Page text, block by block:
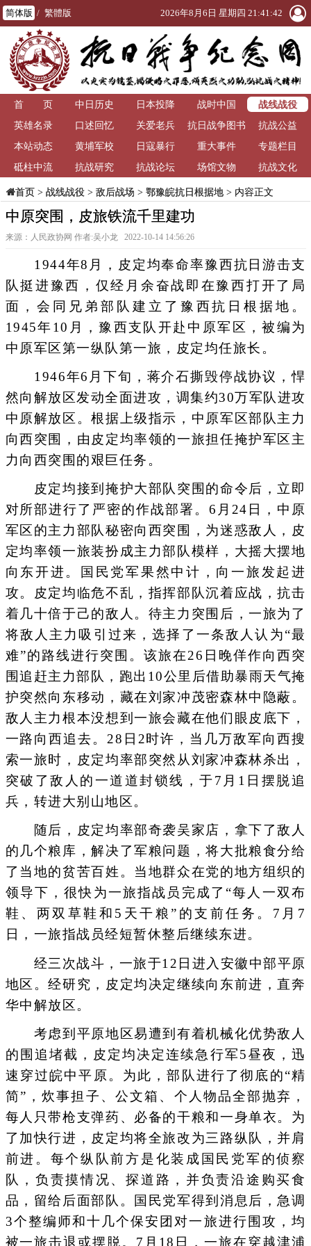
简体版 / 繁體版 2026年8月6日 星期四 21:41:43
首 页 中日历史 日本投降 战时中国
战线战役
英雄名录
口述回忆 关爱老兵
抗日战争图书
馆
抗战公益
本站动态
黄埔军校 日寇暴行 重大事件
专题栏目
砥柱中流
抗战研究 抗战论坛 场馆文物 抗战文化
首页> 战线战役> 敌后战场 > 鄂豫皖抗日根据地> 内容正文
中原突围，皮旅铁流千里建功
来源：人民政协网 作者:吴小龙 2022-10-14 14:56:26
1944年8月，皮定均奉命率豫西抗日游击支
队挺进豫西，仅经月余奋战即在豫西打开了局
面，会同兄弟部队建立了豫西抗日根据地。
1945年10月，豫西支队开赴中原军区，被编为
中原军区第一纵队第一旅，皮定均任旅长。
1946年6月下旬，蒋介石撕毁停战协议，悍
然向解放区发动全面进攻，调集约30万军队进攻
中原解放区。根据上级指示，中原军区部队主力
向西突围，由皮定均率领的一旅担任掩护军区主
力向西突围的艰巨任务。
皮定均接到掩护大部队突围的命令后，立即
对所部进行了严密的作战部署。6月24日，中原
军区的主力部队秘密向西突围，为迷惑敌人，皮
定均率领一旅装扮成主力部队模样，大摇大摆地
向东开进。国民党军果然中计，向一旅发起进
攻。皮定均临危不乱，指挥部队沉着应战，抗击
着几十倍于己的敌人。待主力突围后，一旅为了
将敌人主力吸引过来，选择了一条敌人认为“最
难”的路线进行突围。该旅在26日晚佯作向西突
围追赶主力部队，跑出10公里后借助暴雨天气掩
护突然向东移动，藏在刘家冲茂密森林中隐蔽。
敌人主力根本没想到一旅会藏在他们眼皮底下，
一路向西追去。28日2时许，当几万敌军向西搜
索一旅时，皮定均率部突然从刘家冲森林杀出，
突破了敌人的一道道封锁线，于7月1日摆脱追
兵，转进大别山地区。
随后，皮定均率部奇袭吴家店，拿下了敌人
的几个粮库，解决了军粮问题，将大批粮食分给
了当地的贫苦百姓。当地群众在党的地方组织的
领导下，很快为一旅指战员完成了“每人一双布
鞋、两双草鞋和5天干粮”的支前任务。7月7
日，一旅指战员经短暂休整后继续东进。
经三次战斗，一旅于12日进入安徽中部平原
地区。经研究，皮定均决定继续向东前进，直奔
华中解放区。
考虑到平原地区易遭到有着机械化优势敌人
的围追堵截，皮定均决定连续急行军5昼夜，迅
速穿过皖中平原。为此，部队进行了彻底的“精
简”，炊事担子、公文箱、个人物品全部抛弃，
每人只带枪支弹药、必备的干粮和一身单衣。为
了加快行进，皮定均将全旅改为三路纵队，并肩
前进。每个纵队前方是化装成国民党军的侦察
队，负责摸情况、探道路，并负责沿途购买食
品，留给后面部队。国民党军得到消息后，急调
3个整编师和十几个保安团对一旅进行围攻，均
被一旅击退或摆脱。7月18日，一旅在穿越津浦